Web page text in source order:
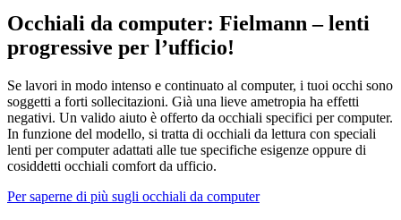
Occhiali da computer: Fielmann – lenti
progressive per l’ufficio!
Se lavori in modo intenso e continuato al computer, i tuoi occhi sono
soggetti a forti sollecitazioni. Già una lieve ametropia ha effetti
negativi. Un valido aiuto è offerto da occhiali specifici per computer.
In funzione del modello, si tratta di occhiali da lettura con speciali
lenti per computer adattati alle tue specifiche esigenze oppure di
cosiddetti occhiali comfort da ufficio.
Per saperne di più sugli occhiali da computer